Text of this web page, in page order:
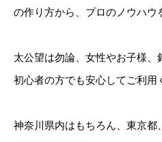
の作り方から、プロのノウハウ
太公望は勿論、女性やお子様、
初心者の方でも安心してご利用
神奈川県内はもちろん、東京都